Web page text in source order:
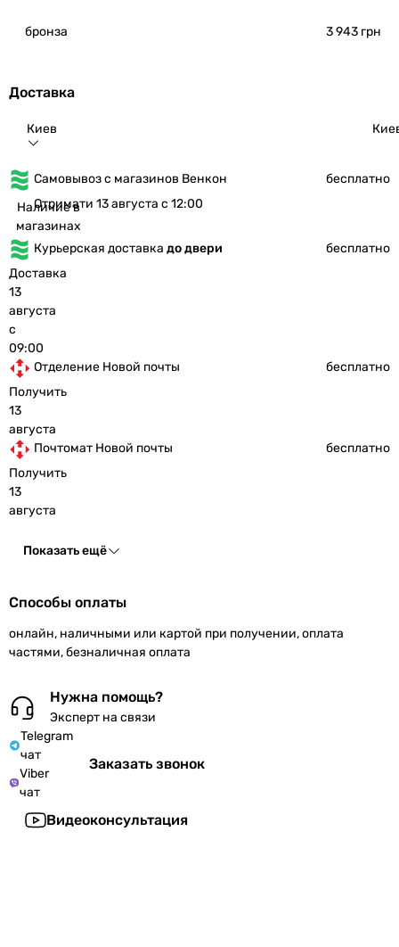
бронза 3 943 грн
Доставка
Киев
Самовывоз с магазинов Венкон
бесплатно
Наличие в
магазинах
Отримати 13 августа с 12:00
Курьерская доставка до двери
бесплатно
Доставка
13
августа
с
09:00
Отделение Новой почты
бесплатно
Получить
13
августа
Почтомат Новой почты
бесплатно
Получить
13
августа
Показать ещё
Способы оплаты
онлайн, наличными или картой при получении, оплата
частями, безналичная оплата
Нужна помощь?
Эксперт на связи
Telegram
чат
Viber
чат
Заказать звонок
Видеоконсультация